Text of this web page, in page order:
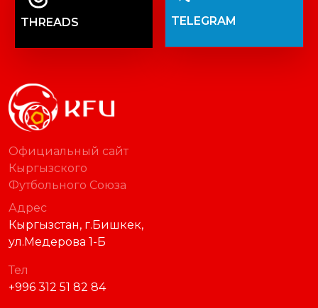
THREADS TELEGRAM
Официальный сайт
Кыргызского
Футбольного Союза
Адрес
Кыргызстан, г.Бишкек,
ул.Медерова 1-Б
Тел
+996 312 51 82 84